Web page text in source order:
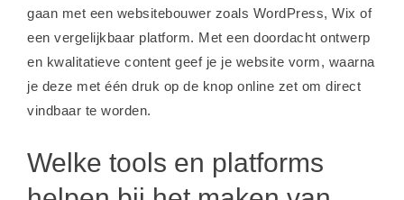
gaan met een websitebouwer zoals WordPress, Wix of
een vergelijkbaar platform. Met een doordacht ontwerp
en kwalitatieve content geef je je website vorm, waarna
je deze met één druk op de knop online zet om direct
vindbaar te worden.
Welke tools en platforms